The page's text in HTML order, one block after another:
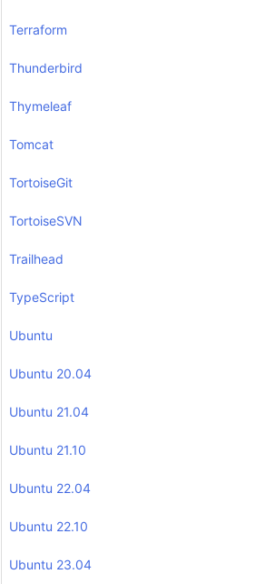
Terraform
Thunderbird
Thymeleaf
Tomcat
TortoiseGit
TortoiseSVN
Trailhead
TypeScript
Ubuntu
Ubuntu 20.04
Ubuntu 21.04
Ubuntu 21.10
Ubuntu 22.04
Ubuntu 22.10
Ubuntu 23.04